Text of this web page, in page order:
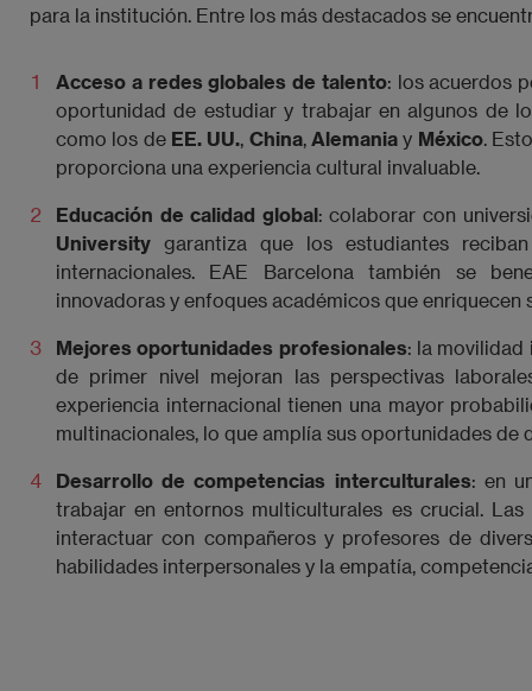
para la institución. Entre los más destacados se
Acceso a redes globales de talento: los acuerdos
oportunidad de estudiar y trabajar en algunos de
como los de EE. UU., China,Alemania y México.
proporciona una experiencia cultural invaluable.
Educación de calidad global: colaborar con
University garantiza que los estudiantes
internacionales. EAE Barcelona también se
innovadoras y enfoques académicos que
Mejores oportunidades profesionales: la
de primer nivel mejoran las perspectivas
experiencia internacional tienen una mayor
multinacionales, lo que amplía sus oportunidades de
Desarrollo de competencias interculturales: en
trabajar en entornos multiculturales es crucial.
interactuar con compañeros y profesores de
habilidades interpersonales y la empatía,